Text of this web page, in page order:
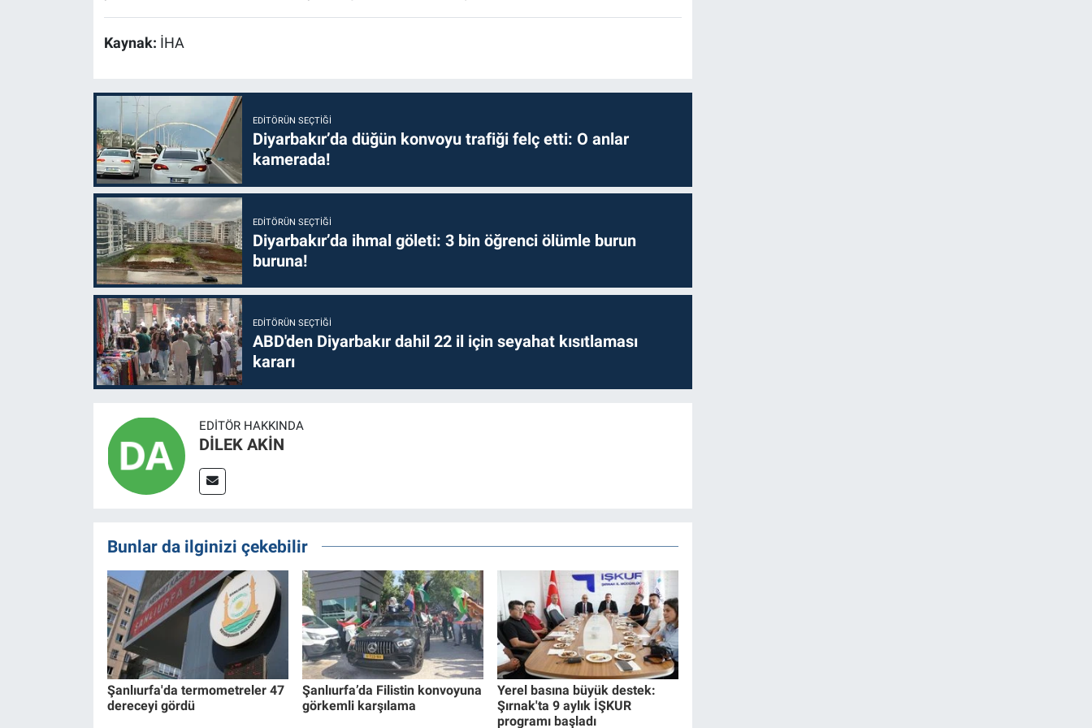
Kaynak: İHA
EDITÖRÜN SEÇTIĞI
Diyarbakır’da düğün konvoyu trafiği felç etti: O anlar
kamerada!
EDITÖRÜN SEÇTIĞI
Diyarbakır’da ihmal göleti: 3 bin öğrenci ölümle burun
buruna!
EDITÖRÜN SEÇTIĞI
ABD'den Diyarbakır dahil 22 il için seyahat kısıtlaması
kararı
EDITÖR HAKKINDA
DİLEK AKİN
Bunlar da ilginizi çekebilir
Şanlıurfa'da termometreler 47
dereceyi gördü
Şanlıurfa’da Filistin konvoyuna
görkemli karşılama
Yerel basına büyük destek:
Şırnak'ta 9 aylık İŞKUR
programı başladı